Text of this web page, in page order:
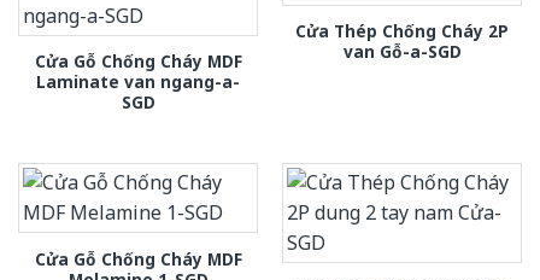
Cửa Gỗ Chống Cháy MDF
Laminate van ngang-a-
SGD
Cửa Thép Chống Cháy 2P
van Gỗ-a-SGD
Cửa Gỗ Chống Cháy MDF